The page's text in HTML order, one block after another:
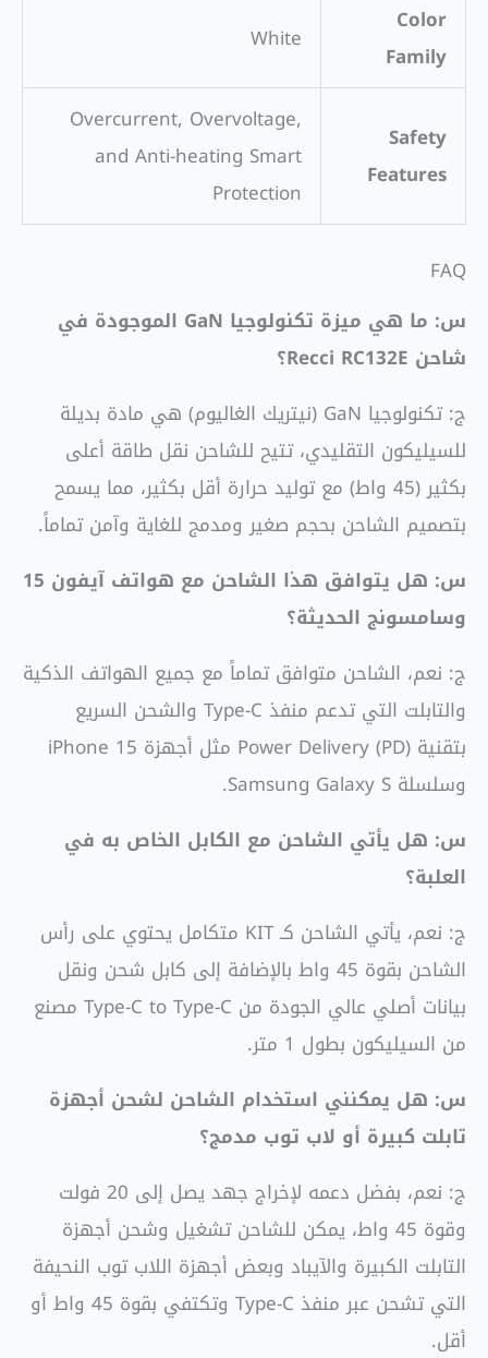
Color
Family
White
Safety
Features
Overcurrent, Overvoltage,
and Anti-heating Smart
Protection
FAQ
س: ما هي ميزة تكنولوجيا GaN الموجودة في
شاحن Recci RC132E؟
ج: تكنولوجيا GaN (نيتريك الغاليوم) هي مادة بديلة
للسيليكون التقليدي، تتيح للشاحن نقل طاقة أعلى
بكثير (45 واط) مع توليد حرارة أقل بكثير، مما يسمح
بتصميم الشاحن بحجم صغير ومدمج للغاية وآمن تماماً.
س: هل يتوافق هذا الشاحن مع هواتف آيفون 15
وسامسونج الحديثة؟
ج: نعم، الشاحن متوافق تماماً مع جميع الهواتف الذكية
والتابلت التي تدعم منفذ Type-C والشحن السريع
بتقنية Power Delivery (PD) مثل أجهزة iPhone 15
وسلسلة Samsung Galaxy S.
س: هل يأتي الشاحن مع الكابل الخاص به في
العلبة؟
ج: نعم، يأتي الشاحن كـ KIT متكامل يحتوي على رأس
الشاحن بقوة 45 واط بالإضافة إلى كابل شحن ونقل
بيانات أصلي عالي الجودة من Type-C to Type-C مصنع
من السيليكون بطول 1 متر.
س: هل يمكنني استخدام الشاحن لشحن أجهزة
تابلت كبيرة أو لاب توب مدمج؟
ج: نعم، بفضل دعمه لإخراج جهد يصل إلى 20 فولت
وقوة 45 واط، يمكن للشاحن تشغيل وشحن أجهزة
التابلت الكبيرة والآيباد وبعض أجهزة اللاب توب النحيفة
التي تشحن عبر منفذ Type-C وتكتفي بقوة 45 واط أو
أقل.